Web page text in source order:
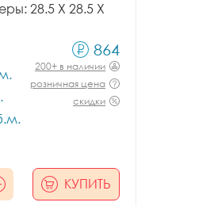
28.5 X 28.5 X
864
200+ в наличии
розничная цена
скидки
КУПИТЬ